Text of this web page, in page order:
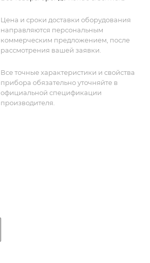
шума, широким динамическим
режимов измерений. Компактный
дизайн и функциональность делают его
эффективным инструментом для
производственных задач.
Цена и сроки доставки оборудования
направляются персональным
коммерческим предложением, после
рассмотрения вашей заявки.
Все точные характеристики и свойства
прибора обязательно уточняйте в
официальной спецификации
производителя.